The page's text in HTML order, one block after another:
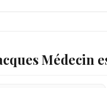
Médecin